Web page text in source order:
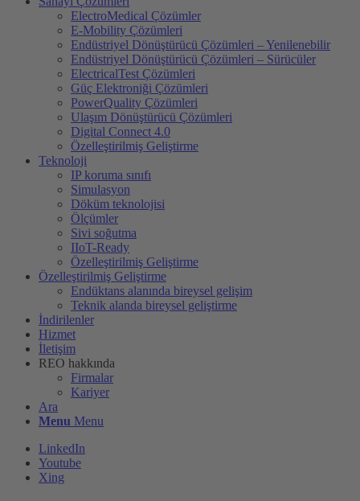
ElectroMedical Çözümler
E-Mobility Çözümleri
Endüstriyel Dönüştürücü Çözümleri – Yenilenebilir
Endüstriyel Dönüştürücü Çözümleri – Sürücüler
ElectricalTest Çözümleri
Güç Elektroniği Çözümleri
PowerQuality Çözümleri
Ulaşım Dönüştürücü Çözümleri
Digital Connect 4.0
Özelleştirilmiş Geliştirme
Teknoloji
IP koruma sınıfı
Simulasyon
Döküm teknolojisi
Ölçümler
Sivi soğutma
IIoT-Ready
Özelleştirilmiş Geliştirme
Özelleştirilmiş Geliştirme
Endüktans alanında bireysel gelişim
Teknik alanda bireysel geliştirme
İndirilenler
Hizmet
İletişim
REO hakkında
Firmalar
Kariyer
Ara
Menu Menu
LinkedIn
Youtube
Xing